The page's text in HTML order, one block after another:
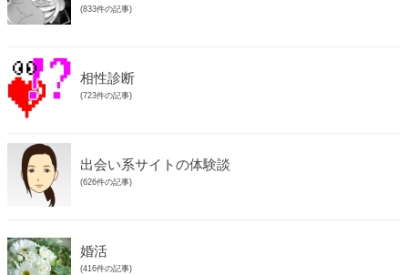
(833件の記事)
相性診断
(723件の記事)
出会い系サイトの体験談
(626件の記事)
婚活
(416件の記事)